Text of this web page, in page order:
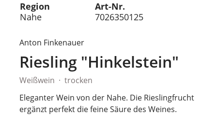
Region
Nahe
Art-Nr.
7026350125
Anton Finkenauer
Riesling "Hinkelstein"
Weißwein
trocken
Eleganter Wein von der Nahe. Die Rieslingfrucht
ergänzt perfekt die feine Säure des Weines.